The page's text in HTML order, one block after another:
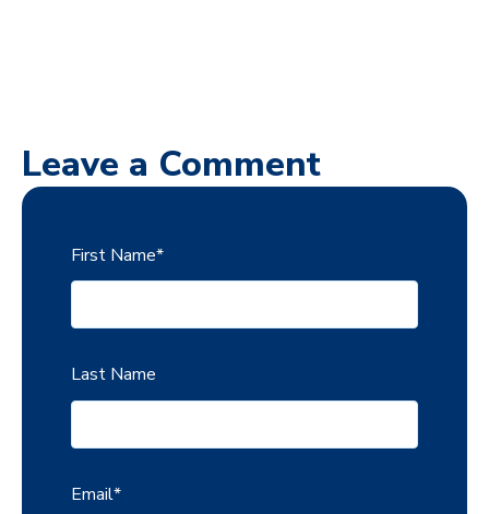
Leave a Comment
First Name*
Last Name
Email*